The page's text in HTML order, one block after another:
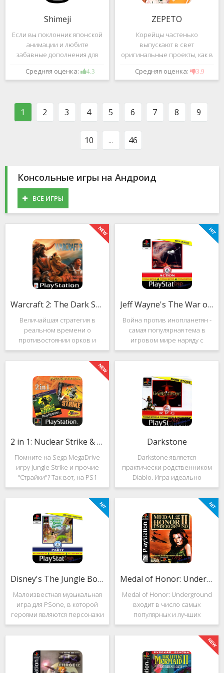
Shimeji
Если вы поклонник японской
анимации и любите
забавные дополнения для
своего смартфона, обратите
внимание на Shimeji -
устройства милыми
персонажами в
Средняя оценка: 4.3
ZEPETO
Корейцы частенько
выпускают в свет
оригинальные проекты, как в
сфере игр, так и приложений.
Так, ZEPETO стремительно
Южной Кореи, не смотря на
Средняя оценка: 3.9
1 2 3 4 5 6 7 8 9
10 ... 46
Консольные игры на Андроид
ВСЕ ИГРЫ
Warcraft 2: The Dark Saga
Величайшая стратегия в
реальном времени о
противостоянии орков и
людей. Warcraft 2: The Dark
Saga рассказывает
классическую историю, в
которой идёт битва за
королевство Азерот в мире
Средневековья с
Jeff Wayne's The War of the Worlds
Война против инопланетян -
самая популярная тема в
игровом мире наряду с
войнами против
террористов и зомби. Здесь
народы объединяются в
борьбе с врагом, Земля
рушится, но
2 in 1: Nuclear Strike & Soviet Strike
Помните на Sega MegaDrive
игру Jungle Strike и прочие
"Страйки"? Так вот, на PS1
данная серия продолжила
своё существование. Вышло
ещё 2 "Страйка", где мы всё
так же управляем вертолётом
и уничтожаем
Darkstone
Darkstone является
практически родственником
Diablo. Игра идеально
подойдёт для тех, кто ищет
альтернативу последнему.
Несмотря на то, что эти 2
игры создавались разными
людьми, Darkstone имеет
общие
Disney's The Jungle Book: Groove Party
Малоизвестная музыкальная
игра для PSone, в которой
героями являются персонажи
"Книги джунглей". Это не
платформер и не Action.
оригинален. Перед стартом
вы будете выбирать песню.
Medal of Honor: Underground
Medal of Honor: Underground
входит в число самых
популярных и лучших
шутеров от первого лица для
Sony Playstation. Эта игра
посвящена Второй мировой
войне. Вы будете играть за
девушку Менон. Являясь